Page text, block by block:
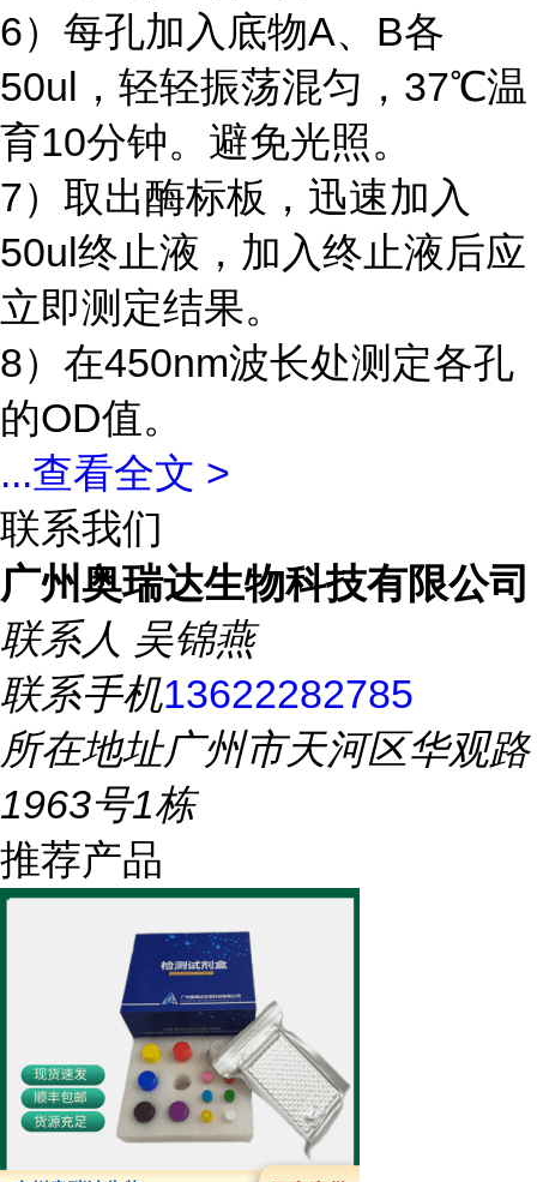
6）每孔加入底物A、B各
50ul，轻轻振荡混匀，37℃温
育10分钟。避免光照。
7）取出酶标板，迅速加入
50ul终止液，加入终止液后应
立即测定结果。
8）在450nm波长处测定各孔
的OD值。
...查看全文 >
联系我们
广州奥瑞达生物科技有限公司
联系人 吴锦燕
联系手机13622282785
所在地址广州市天河区华观路
1963号1栋
推荐产品